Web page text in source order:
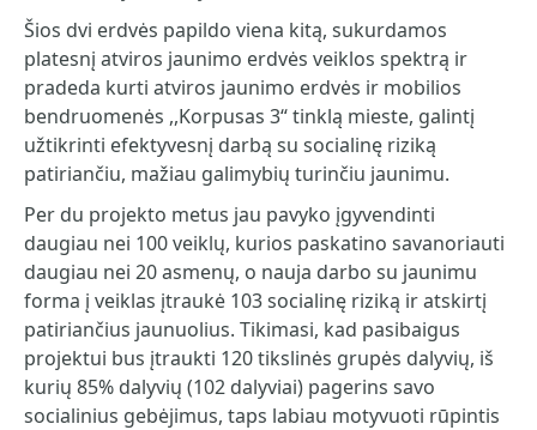
Šios dvi erdvės papildo viena kitą, sukurdamos
platesnį atviros jaunimo erdvės veiklos spektrą ir
pradeda kurti atviros jaunimo erdvės ir mobilios
bendruomenės ,,Korpusas 3“ tinklą mieste, galintį
užtikrinti efektyvesnį darbą su socialinę riziką
patiriančiu, mažiau galimybių turinčiu jaunimu.
Per du projekto metus jau pavyko įgyvendinti
daugiau nei 100 veiklų, kurios paskatino savanoriauti
daugiau nei 20 asmenų, o nauja darbo su jaunimu
forma į veiklas įtraukė 103 socialinę riziką ir atskirtį
patiriančius jaunuolius. Tikimasi, kad pasibaigus
projektui bus įtraukti 120 tikslinės grupės dalyvių, iš
kurių 85% dalyvių (102 dalyviai) pagerins savo
socialinius gebėjimus, taps labiau motyvuoti rūpintis